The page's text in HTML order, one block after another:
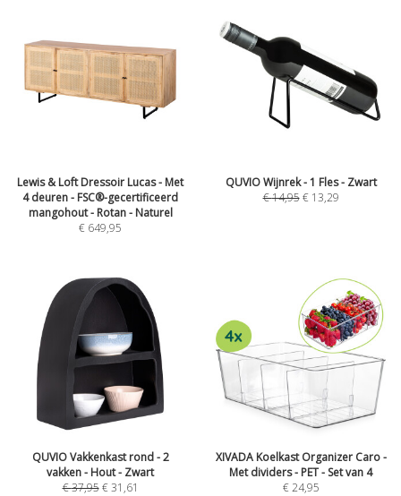
Lewis & Loft Dressoir Lucas - Met
4 deuren - FSC®-gecertificeerd
mangohout - Rotan - Naturel
€ 649,95
QUVIO Wijnrek - 1 Fles - Zwart
€14,95 € 13,29
QUVIO Vakkenkast rond - 2
vakken - Hout - Zwart
€37,95 €31,61
XIVADA Koelkast Organizer Caro -
Met dividers - PET - Set van 4
€24,95